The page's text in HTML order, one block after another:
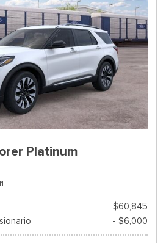
Platinum
$60,845
- $6,000